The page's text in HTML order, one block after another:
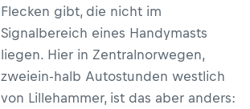
Flecken gibt, die nicht im
Signalbereich eines Handymasts
liegen. Hier in Zentralnorwegen,
zweiein-halb Autostunden westlich
von Lillehammer, ist das aber anders: